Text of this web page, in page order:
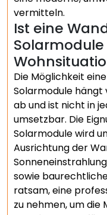
vermitteln.
Ist eine
Die Möglichkeit
Solarmodule
ab und ist nicht in
umsetzbar. Die
Solarmodule wird
Ausrichtung der
sowie
ratsam, eine
zu nehmen, um